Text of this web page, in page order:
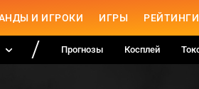
И ИГРОКИ ИГРЫ РЕЙТИНГИ
Прогнозы Косплей